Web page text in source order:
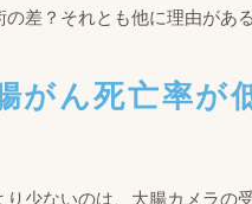
差？それとも他に理由があ
がん死亡率が
少ないのは、大腸カメラの